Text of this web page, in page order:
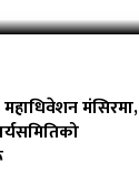
महाधिवेशन मंसिरमा,